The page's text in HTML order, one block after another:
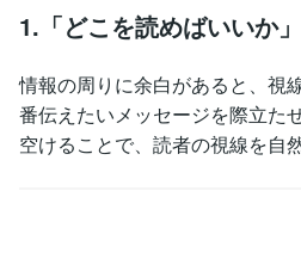
1.「どこを読めばいいか
情報の周りに余白があると、視
番伝えたいメッセージを際立た
空けることで、読者の視線を自